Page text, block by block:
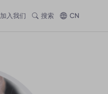
加入我们 搜索 CN